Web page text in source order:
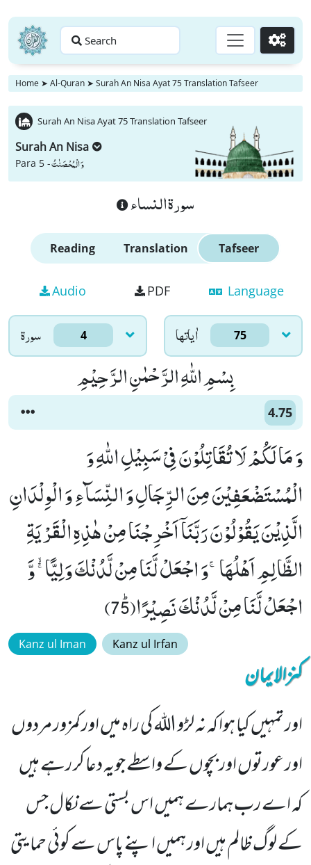
Search Go
Home ➤ Al-Quran ➤ Surah An Nisa Ayat 75 Translation Tafseer
Surah An Nisa Ayat 75 Translation Tafseer
Surah An Nisa
Para 5 -وَ الْمُحْصَنٰتُ
سورة النساء
Reading Translation Tafseer
Audio PDF Language
سورۃ 4 اٰياتها 75
بِسْمِ اللّٰهِ الرَّحْمٰنِ الرَّحِیْمِ
4.75
وَ مَا لَكُمْ لَا تُقَاتِلُوْنَ فِیْ سَبِیْلِ اللّٰهِ وَ
الْمُسْتَضْعَفِیْنَ مِنَ الرِّجَالِ وَ النِّسَآءِ وَ الْوِلْدَانِ
الَّذِیْنَ یَقُوْلُوْنَ رَبَّنَاۤ اَخْرِجْنَا مِنْ هٰذِهِ الْقَرْیَةِ
الظَّالِمِ اَهْلُهَاۚ-وَ اجْعَلْ لَّنَا مِنْ لَّدُنْكَ وَلِیًّا ﳐ وَّ
اجْعَلْ لَّنَا مِنْ لَّدُنْكَ نَصِیْرًاﭤ(75)
Kanz ul Iman Kanz ul Irfan
کنزالایمان
اور تمہیں کیا ہوا کہ نہ لڑو اللہ کی راہ میں اور کمزور مردوں
اور عورتوں اور بچوں کے واسطے جویہ دعا کر رہے ہیں
کہ اے رب ہمارے ہمیں اس بستی سے نکال جس
کے لوگ ظالم ہیں اور ہمیں اپنے پاس سے کوئی حمایتی